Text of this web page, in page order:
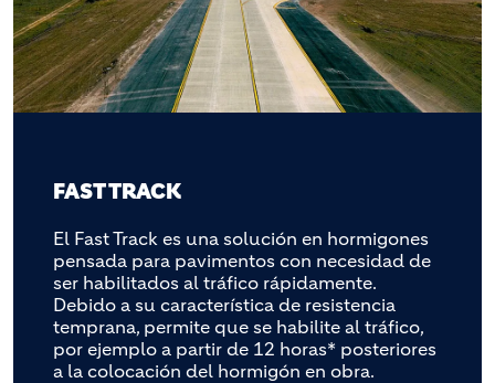
FAST TRACK
El Fast Track es una solución en hormigones
pensada para pavimentos con necesidad de
ser habilitados al tráfico rápidamente.
Debido a su característica de resistencia
temprana, permite que se habilite al tráfico,
por ejemplo a partir de 12 horas* posteriores
a la colocación del hormigón en obra.